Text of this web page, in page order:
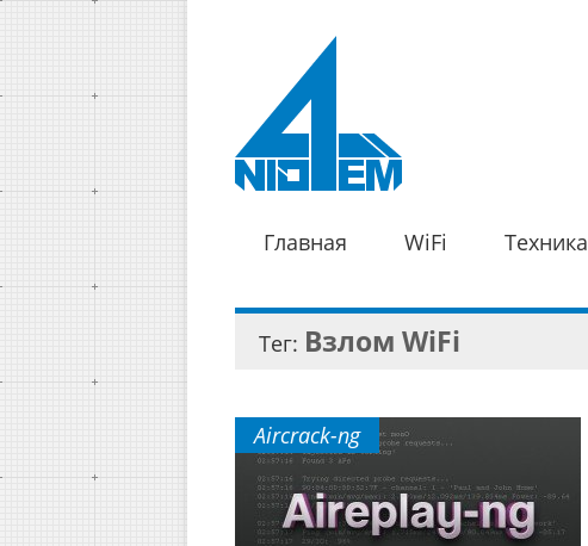
Главная WiFi Техника
Тег: Взлом WiFi
Aircrack-ng